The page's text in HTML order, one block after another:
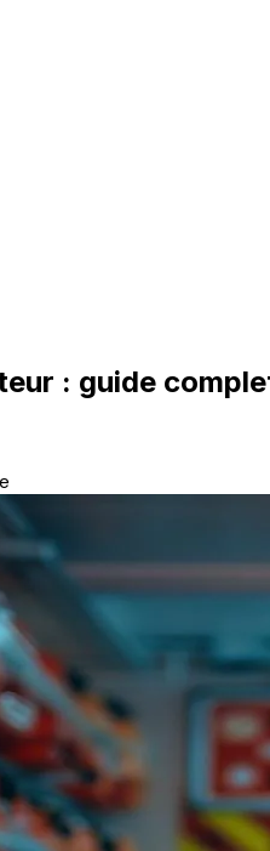
: guide